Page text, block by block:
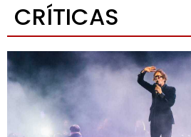
CRÍTICAS